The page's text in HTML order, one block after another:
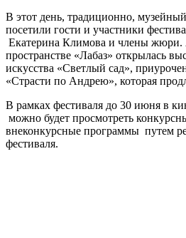
В этот день, традиционно,
посетили гости и участники
Екатерина Климова и члены жюри.
пространстве «Лабаз» открылась
искусства «Светлый сад»,
«Страсти по Андрею», которая
В рамках фестиваля до 30 июня в
можно будет просмотреть
внеконкурсные программы путем
фестиваля.